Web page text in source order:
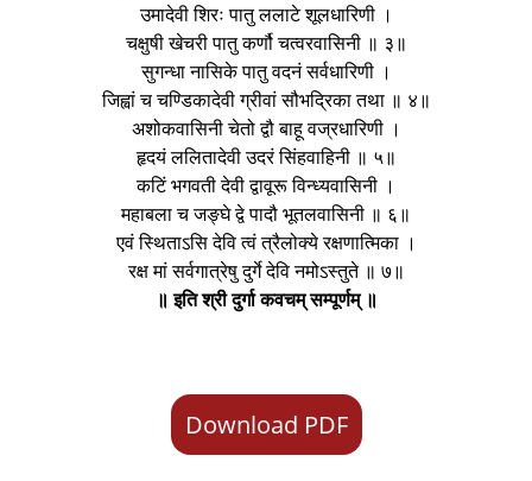
उमादेवी शिरः पातु ललाटे शूलधारिणी ।
चक्षुषी खेचरी पातु कर्णौ चत्वरवासिनी ॥ ३॥
सुगन्धा नासिके पातु वदनं सर्वधारिणी ।
जिह्वां च चण्डिकादेवी ग्रीवां सौभद्रिका तथा ॥ ४॥
अशोकवासिनी चेतो द्वौ बाहू वज्रधारिणी ।
हृदयं ललितादेवी उदरं सिंहवाहिनी ॥ ५॥
कटिं भगवती देवी द्वावूरू विन्ध्यवासिनी ।
महाबला च जङ्घे द्वे पादौ भूतलवासिनी ॥ ६॥
एवं स्थिताऽसि देवि त्वं त्रैलोक्ये रक्षणात्मिका ।
रक्ष मां सर्वगात्रेषु दुर्गे देवि नमोऽस्तुते ॥ ७॥
॥ इति श्री दुर्गा कवचम् सम्पूर्णम् ॥
Download PDF